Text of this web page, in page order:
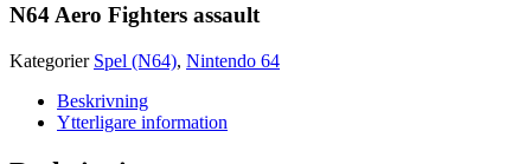
N64 Aero Fighters assault
Kategorier Spel (N64), Nintendo 64
Beskrivning
Ytterligare information